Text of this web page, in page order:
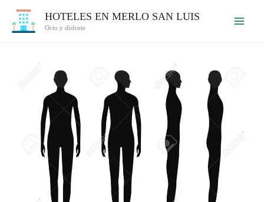
HOTELES EN MERLO SAN LUIS
Ocio y disfrute